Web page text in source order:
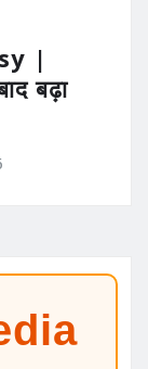
|
बढ़ा